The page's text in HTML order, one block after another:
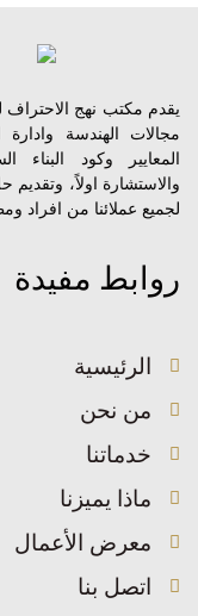
يقدم مكتب نهج
مجالات الهندسة
المعايير وكود البناء
والاستشارة اولاً، وتقديم
لجميع عملائنا من افراد
روابط مفيدة
الرئيسية
من نحن
خدماتنا
ماذا يميزنا
معرض الأعمال
اتصل بنا